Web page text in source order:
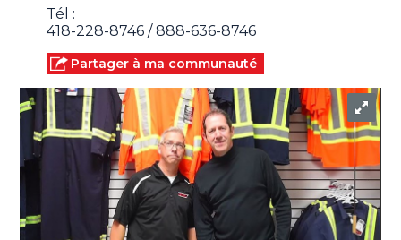
Tél :
418-228-8746 / 888-636-8746
Partager à ma communauté